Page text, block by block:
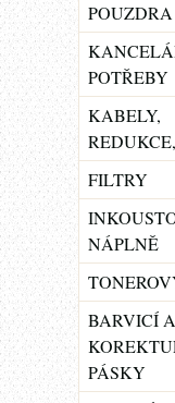
POUZDRA
POTŘEBY
KABELY,
FILTRY
NÁPLNĚ
BARVICÍ A
PÁSKY